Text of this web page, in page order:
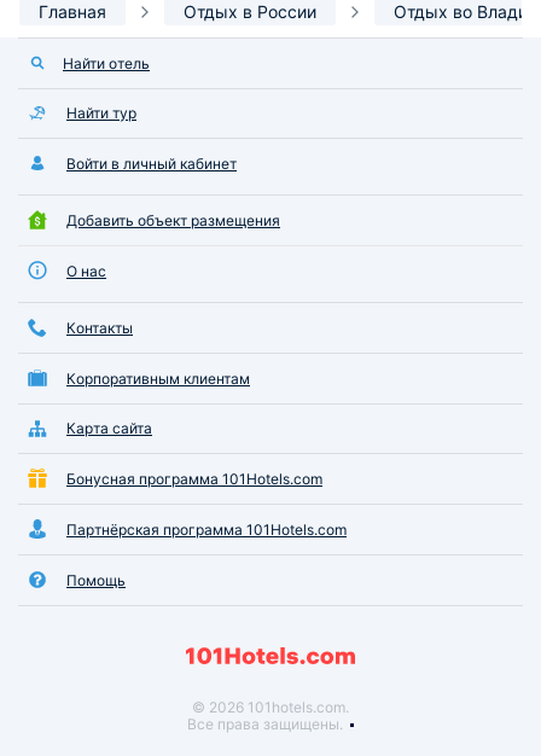
Главная Отдых в России Отдых во
Найти отель
Найти тур
Войти в личный кабинет
Добавить объект размещения
О нас
Контакты
Корпоративным клиентам
Карта сайта
Бонусная программа 101Hotels.com
Партнёрская программа 101Hotels.com
Помощь
© 2026 101hotels.com.
Все права защищены.